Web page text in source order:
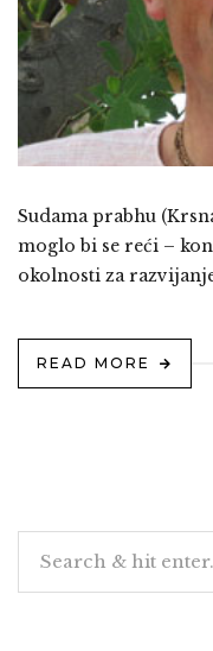
Sudama prabhu
moglo bi se reći –
okolnosti za
READ MORE